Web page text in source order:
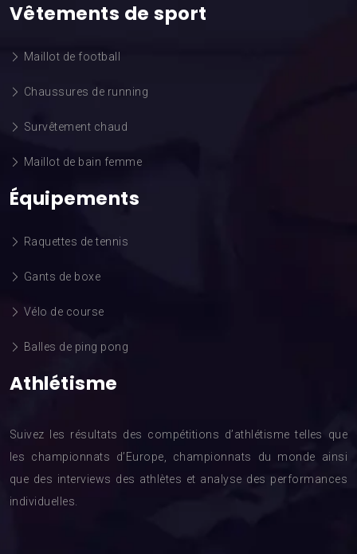
Vêtements de sport
Maillot de football
Chaussures de running
Survêtement chaud
Maillot de bain femme
Équipements
Raquettes de tennis
Gants de boxe
Vélo de course
Balles de ping pong
Athlétisme
Suivez les résultats des compétitions d’athlétisme telles que
les championnats d’Europe, championnats du monde ainsi
que des interviews des athlètes et analyse des performances
individuelles.